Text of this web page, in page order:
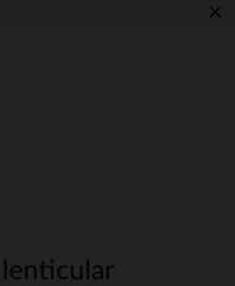
×
lenticular